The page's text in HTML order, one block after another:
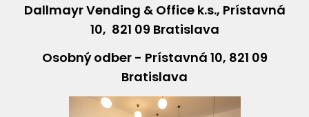
Dallmayr Vending & Office k.s., Prístavná
10, 821 09 Bratislava
Osobný odber - Prístavná 10, 821 09
Bratislava